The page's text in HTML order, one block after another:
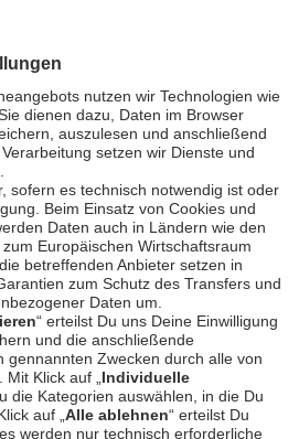
SERVICE & SUPPORT
Entwickler-
Dokumentation
Dokumentation
Unzer Austria
Rechtliche
Dokumente